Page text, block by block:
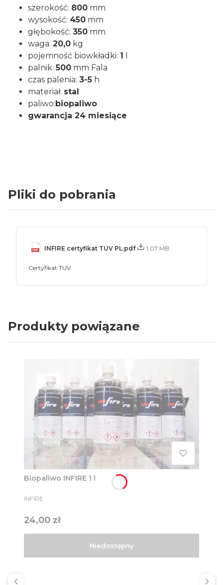
szerokość: 800 mm
wysokość: 450 mm
głębokość: 350 mm
waga: 20,0 kg
pojemność biowkładki: 1
palnik:500 mm Fala
czas palenia: 3-5 h
materiał: stal
paliwo: biopaliwo
gwarancja 24 miesiące
Pliki do pobrania
INFIRE certyfikat TUV PL.pdf 1.07 MB
Certyfikat TUV
Produkty powiązane
Biopaliwo INFIRE 1 l
PRODUCENT
INFIRE
Cena
24,00 zł
Niedostępny